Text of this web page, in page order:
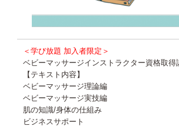
＜学び放題 加入者限定＞
ベビーマッサージインストラクター資格取
【テキスト内容】
ベビーマッサージ理論編
ベビーマッサージ実技編
肌の知識/身体の仕組み
ビジネスサポート